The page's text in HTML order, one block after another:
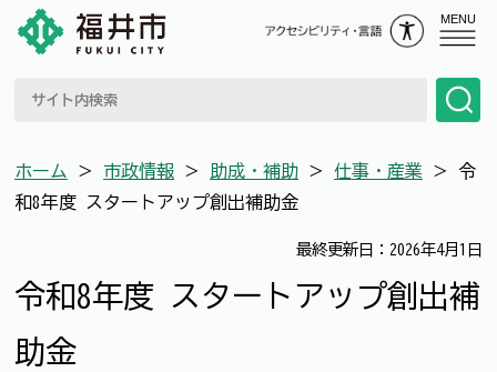
MENU
ホーム ＞ 市政情報 ＞ 助成・補助 ＞ 仕事・産業 ＞ 令
和8年度 スタートアップ創出補助金
最終更新日：2026年4月1日
令和8年度 スタートアップ創出補
助金